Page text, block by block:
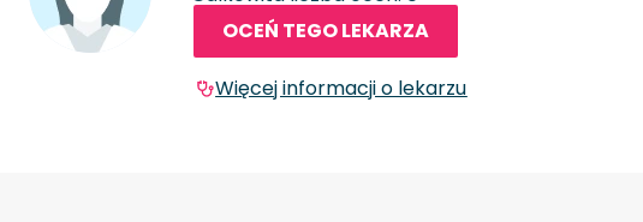
OCEŃ TEGO LEKARZA
Więcej informacji o lekarzu